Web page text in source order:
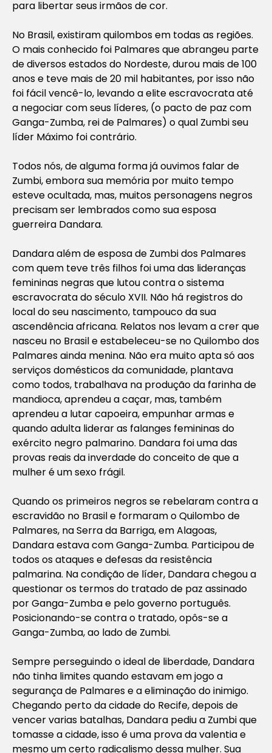
para libertar seus irmãos de cor.
No Brasil, existiram quilombos em todas as regiões.
O mais conhecido foi Palmares que abrangeu parte
de diversos estados do Nordeste, durou mais de 100
anos e teve mais de 20 mil habitantes, por isso não
foi fácil vencê-lo, levando a elite escravocrata até
a negociar com seus líderes, (o pacto de paz com
Ganga-Zumba, rei de Palmares) o qual Zumbi seu
líder Máximo foi contrário.
Todos nós, de alguma forma já ouvimos falar de
Zumbi, embora sua memória por muito tempo
esteve ocultada, mas, muitos personagens negros
precisam ser lembrados como sua esposa
guerreira Dandara.
Dandara além de esposa de Zumbi dos Palmares
com quem teve três filhos foi uma das lideranças
femininas negras que lutou contra o sistema
escravocrata do século XVII. Não há registros do
local do seu nascimento, tampouco da sua
ascendência africana. Relatos nos levam a crer que
nasceu no Brasil e estabeleceu-se no Quilombo dos
Palmares ainda menina. Não era muito apta só aos
serviços domésticos da comunidade, plantava
como todos, trabalhava na produção da farinha de
mandioca, aprendeu a caçar, mas, também
aprendeu a lutar capoeira, empunhar armas e
quando adulta liderar as falanges femininas do
exército negro palmarino. Dandara foi uma das
provas reais da inverdade do conceito de que a
mulher é um sexo frágil.
Quando os primeiros negros se rebelaram contra a
escravidão no Brasil e formaram o Quilombo de
Palmares, na Serra da Barriga, em Alagoas,
Dandara estava com Ganga-Zumba. Participou de
todos os ataques e defesas da resistência
palmarina. Na condição de líder, Dandara chegou a
questionar os termos do tratado de paz assinado
por Ganga-Zumba e pelo governo português.
Posicionando-se contra o tratado, opôs-se a
Ganga-Zumba, ao lado de Zumbi.
Sempre perseguindo o ideal de liberdade, Dandara
não tinha limites quando estavam em jogo a
segurança de Palmares e a eliminação do inimigo.
Chegando perto da cidade do Recife, depois de
vencer varias batalhas, Dandara pediu a Zumbi que
tomasse a cidade, isso é uma prova da valentia e
mesmo um certo radicalismo dessa mulher. Sua